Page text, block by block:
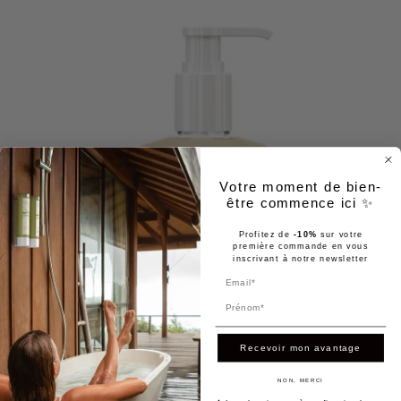
Votre moment de bien-
être commence ici ✨
Profitez de -10% sur votre
première commande en vous
inscrivant à notre newsletter
Recevoir mon avantage
NON, MERCI